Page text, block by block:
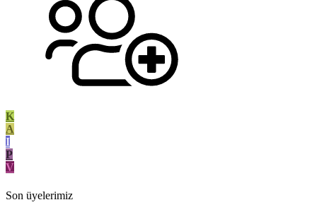
K
A
I
P
V
Son üyelerimiz